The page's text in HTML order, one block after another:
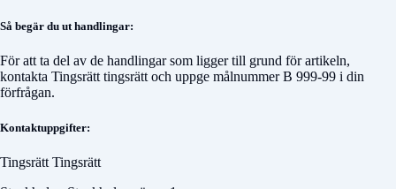
Så begär du ut handlingar:
För att ta del av de handlingar som ligger till grund för artikeln,
kontakta Tingsrätt tingsrätt och uppge målnummerB 999-99 i din
förfrågan.
Kontaktuppgifter:
Tingsrätt Tingsrätt